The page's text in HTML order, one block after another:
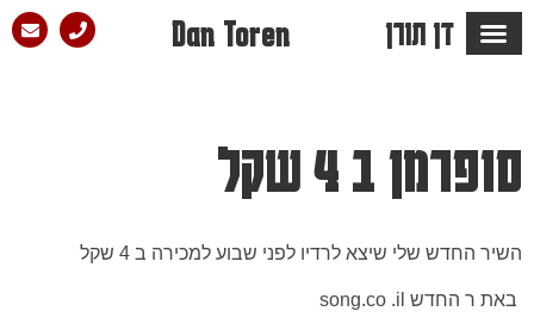
דן תורן Dan Toren
סופרמן ב 4 שקל
השיר החדש שלי שיצא לרדיו לפני שבוע למכירה ב 4 שקל
באת ר החדש song.co .il